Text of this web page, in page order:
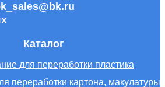
Каталог
для переработки пластика
переработки картона, макулатуры